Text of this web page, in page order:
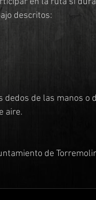
descritos:
de las manos o
aire.
de